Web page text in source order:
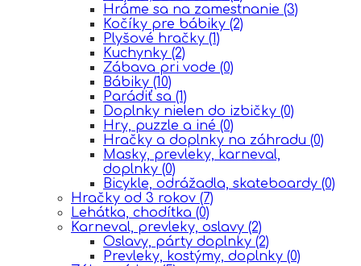
Hráme sa na zamestnanie (3)
Kočíky pre bábiky (2)
Plyšové hračky (1)
Kuchynky (2)
Zábava pri vode (0)
Bábiky (10)
Parádiť sa (1)
Doplnky nielen do izbičky (0)
Hry, puzzle a iné (0)
Hračky a doplnky na záhradu (0)
Masky, prevleky, karneval,
doplnky (0)
Bicykle, odrážadla, skateboardy (0)
Hračky od 3 rokov (7)
Lehátka, chodítka (0)
Karneval, prevleky, oslavy (2)
Oslavy, párty doplnky (2)
Prevleky, kostýmy, doplnky (0)